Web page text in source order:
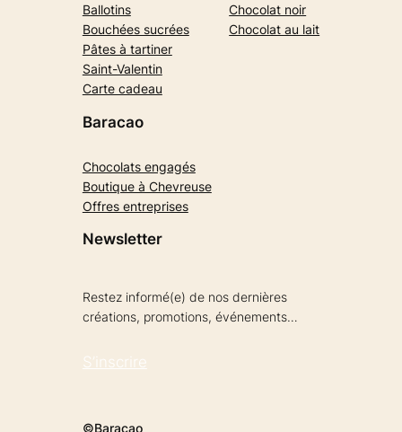
Ballotins
Bouchées sucrées
Pâtes à tartiner
Saint-Valentin
Carte cadeau
Chocolat noir
Chocolat au lait
Baracao
Chocolats engagés
Boutique à Chevreuse
Offres entreprises
Newsletter
Restez informé(e) de nos dernières
créations, promotions, événements…
S’inscrire
©Baracao